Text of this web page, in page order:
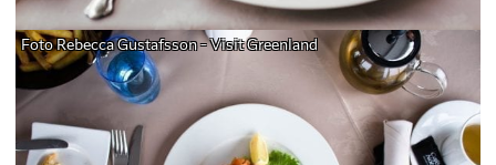
Foto Rebecca Gustafsson - Visit Greenland